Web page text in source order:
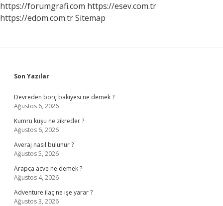
https://forumgrafi.com https://esev.com.tr
https://edom.com.trSitemap
Sidebar
Son Yazılar
Devreden borç bakiyesi ne demek ?
Ağustos 6, 2026
Kumru kuşu ne zikreder ?
Ağustos 6, 2026
Averaj nasıl bulunur ?
Ağustos 5, 2026
Arapça acve ne demek ?
Ağustos 4, 2026
Adventure ilaç ne işe yarar ?
Ağustos 3, 2026